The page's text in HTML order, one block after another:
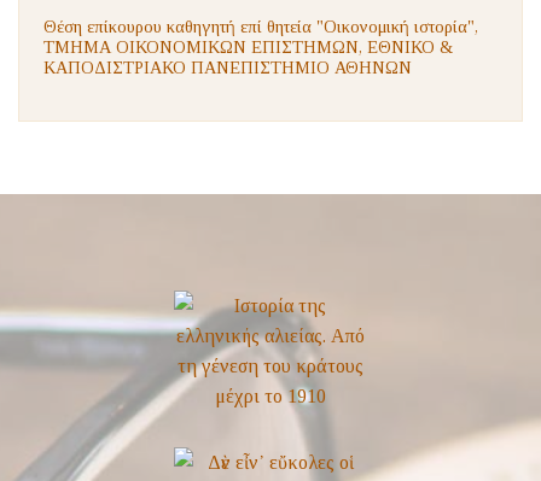
Θέση επίκουρου καθηγητή επί θητεία "Οικονομική ιστορία",
ΤΜΗΜΑ ΟΙΚΟΝΟΜΙΚΩΝ ΕΠΙΣΤΗΜΩΝ, ΕΘΝΙΚΟ &
ΚΑΠΟΔΙΣΤΡΙΑΚΟ ΠΑΝΕΠΙΣΤΗΜΙΟ ΑΘΗΝΩΝ